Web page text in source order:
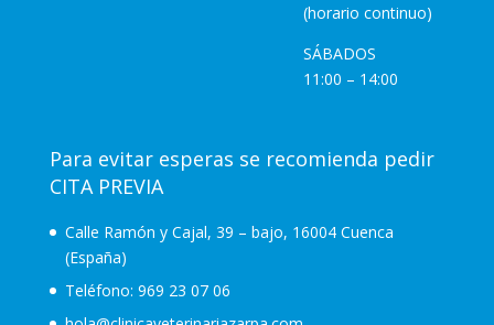
(horario continuo)
SÁBADOS
11:00 – 14:00
Para evitar esperas se recomienda pedir
CITA PREVIA
Calle Ramón y Cajal, 39 – bajo, 16004 Cuenca
(España)
Teléfono: 969 23 07 06